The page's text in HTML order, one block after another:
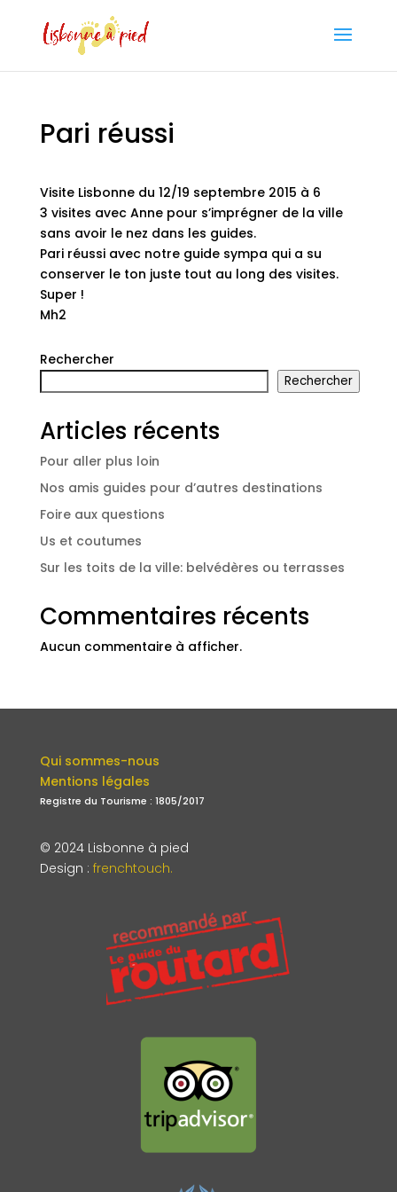
Pari réussi
Visite Lisbonne du 12/19 septembre 2015 à 6
3 visites avec Anne pour s’imprégner de la ville
sans avoir le nez dans les guides.
Pari réussi avec notre guide sympa qui a su
conserver le ton juste tout au long des visites.
Super !
Mh2
Rechercher
Rechercher
Articles récents
Pour aller plus loin
Nos amis guides pour d’autres destinations
Foire aux questions
Us et coutumes
Sur les toits de la ville: belvédères ou terrasses
Commentaires récents
Aucun commentaire à afficher.
Qui sommes-nous
Mentions légales
Registre du Tourisme : 1805/2017
© 2024 Lisbonne à pied
Design : frenchtouch.